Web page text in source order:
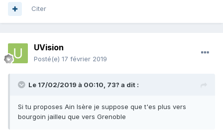
Citer
UVision
Posté(e) 17 février 2019
Le 17/02/2019 à 00:10, 73? a dit :
Si tu proposes Ain Isère je suppose que t'es plus vers
bourgoin jailleu que vers Grenoble